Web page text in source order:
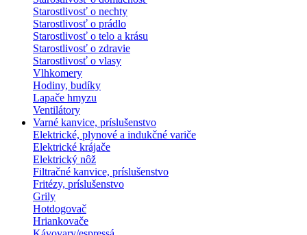
Starostlivosť o nechty
Starostlivosť o prádlo
Starostlivosť o telo a krásu
Starostlivosť o zdravie
Starostlivosť o vlasy
Vlhkomery
Hodiny, budíky
Lapače hmyzu
Ventilátory
Varné kanvice, príslušenstvo
Elektrické, plynové a indukčné variče
Elektrické krájače
Elektrický nôž
Filtračné kanvice, príslušenstvo
Fritézy, príslušenstvo
Grily
Hotdogovač
Hriankovače